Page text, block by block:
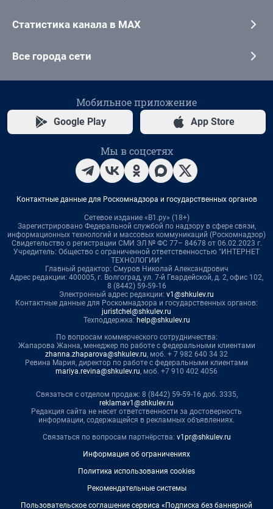
Статистика канала в MAX
Все города сети
Мобильное приложение
Google Play App Store
Мы в соцсетях
Контактные данные для Роскомнадзора и государственных органов
Сетевое издание «В1.ру» (18+)
Зарегистрировано Федеральной службой по надзору в сфере связи,
информационных технологий и массовых коммуникаций (Роскомнадзор)
Свидетельство о регистрации СМИ ЭЛ № ФС 77– 84678 от 06.02.2023 г.
Учредитель: Общество с ограниченной ответственностью "ИНТЕРНЕТ
ТЕХНОЛОГИИ"
Главный редактор: Смуров Николай Александрович
Адрес редакции: 400005, г. Волгоград, ул. 7-й Гвардейской, д. 2, офис 102,
8 (8442) 59-59-16
Электронный адрес редакции: v1@shkulev.ru
Контактные данные для Роскомнадзора и государственных органов:
juristchel@shkulev.ru
Техподдержка: help@shkulev.ru
По вопросам коммерческого сотрудничества:
Жапарова Жанна, менеджер по работе с федеральными клиентами
zhanna.zhaparova@shkulev.ru, моб. + 7 982 640 34 32
Ревина Мария, директор по работе с федеральными клиентами
mariya.revina@shkulev.ru, моб. +7 910 402 4056
Связаться с отделом продаж: 8 (8442) 59-59-16 доб. 3335,
reklamav1@shkulev.ru
Редакция сайта не несет ответственности за достоверность
информации, содержащейся в рекламных объявлениях.
Связаться по вопросам партнёрства: v1pr@shkulev.ru
Информация об ограничениях
Политика использования cookies
Рекомендательные системы
Пользовательское соглашение сервиса «Подписка без баннерной